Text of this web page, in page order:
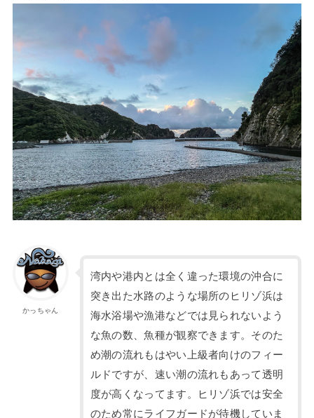
かっちゃん
湾内や港内とは全く違った環境の沖合に
突き出た水路のような場所のヒリゾ浜は
海水浴場や漁港などでは見られないよう
な魚の数、魚種が観察できます。そのた
め潮の流れもはやい上級者向けのフィー
ルドですが、速い潮の流れもあって透明
度が高くなってます。ヒリゾ浜では安全
のため常にライフガードが待機していま